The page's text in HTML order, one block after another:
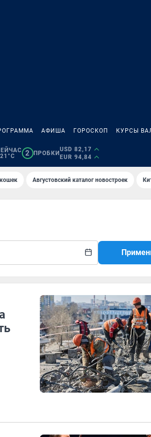
АФИША ГОРОСКОП КУРСЫ
2 ПРОБКИ
USD 82,17
EUR 94,84
Августовский каталог новостроек